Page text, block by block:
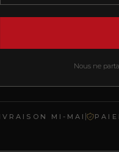
Nous ne
MI-MAI